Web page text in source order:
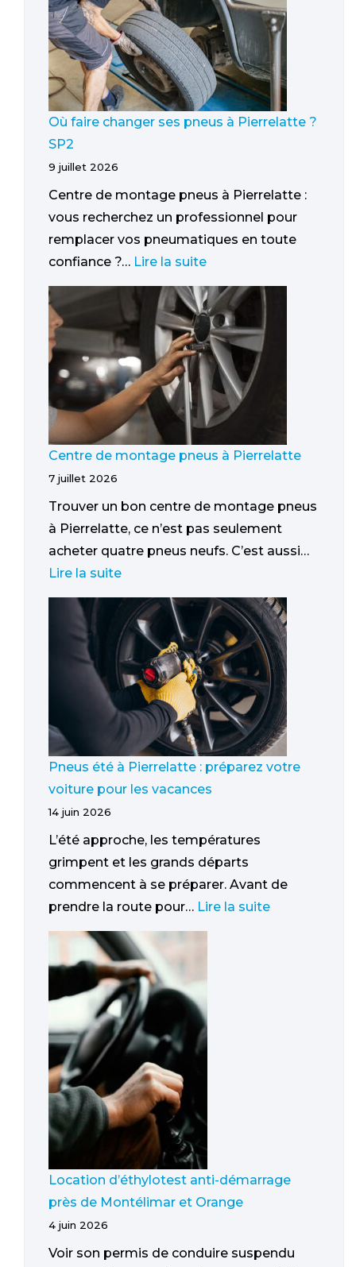
Où faire changer ses pneus à Pierrelatte ?
SP2
9 juillet 2026
Centre de montage pneus à Pierrelatte :
vous recherchez un professionnel pour
remplacer vos pneumatiques en toute
confiance ?… Lire la suite
Centre de montage pneus à Pierrelatte
7 juillet 2026
Trouver un bon centre de montage pneus
à Pierrelatte, ce n’est pas seulement
acheter quatre pneus neufs. C’est aussi…
Lire la suite
Pneus été à Pierrelatte : préparez votre
voiture pour les vacances
14 juin 2026
L’été approche, les températures
grimpent et les grands départs
commencent à se préparer. Avant de
prendre la route pour… Lire la suite
Location d’éthylotest anti-démarrage
près de Montélimar et Orange
4 juin 2026
Voir son permis de conduire suspendu